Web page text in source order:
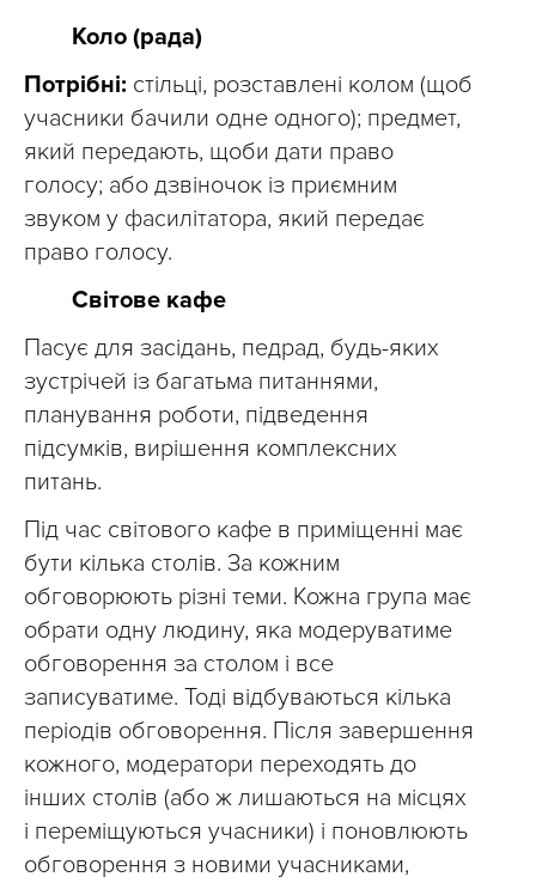
Коло (рада)
Потрібні: стільці, розставлені колом (щоб
учасники бачили одне одного); предмет,
який передають, щоби дати право
голосу; або дзвіночок із приємним
звуком у фасилітатора, який передає
право голосу.
Світове кафе
Пасує для засідань, педрад, будь-яких
зустрічей із багатьма питаннями,
планування роботи, підведення
підсумків, вирішення комплексних
питань.
Під час світового кафе в приміщенні має
бути кілька столів. За кожним
обговорюють різні теми. Кожна група має
обрати одну людину, яка модеруватиме
обговорення за столом і все
записуватиме. Тоді відбуваються кілька
періодів обговорення. Після завершення
кожного, модератори переходять до
інших столів (або ж лишаються на місцях
і переміщуються учасники) і поновлюють
обговорення з новими учасниками,